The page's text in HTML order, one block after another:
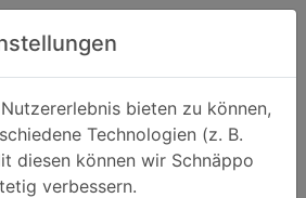
Zum Hauptinhalt springen
bieten zu können,
Technologien (z. B.
diesen können wir Schnäppo
verbessern.
Suchen